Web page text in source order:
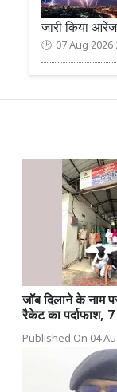
जारी किया
07 Aug 2026
जॉब दिलाने के नाम
रैकेट का पर्दाफाश, 7
Published On 04